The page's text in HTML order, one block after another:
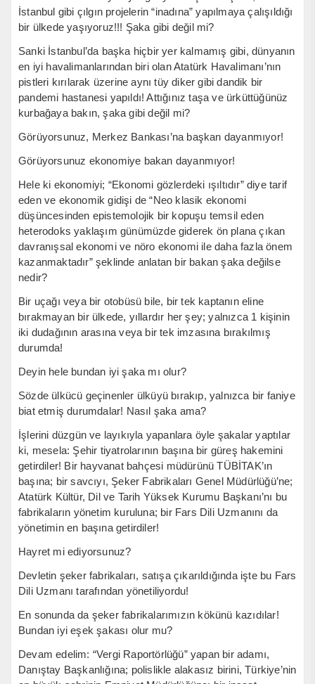
İstanbul gibi çılgın projelerin “inadına” yapılmaya çalışıldığı
bir ülkede yaşıyoruz!!! Şaka gibi değil mi?
Sanki İstanbul’da başka hiçbir yer kalmamış gibi, dünyanın
en iyi havalimanlarından biri olan Atatürk Havalimanı’nın
pistleri kırılarak üzerine aynı tüy diker gibi dandik bir
pandemi hastanesi yapıldı! Attığınız taşa ve ürküttüğünüz
kurbağaya bakın, şaka gibi değil mi?
Görüyorsunuz, Merkez Bankası’na başkan dayanmıyor!
Görüyorsunuz ekonomiye bakan dayanmıyor!
Hele ki ekonomiyi; “Ekonomi gözlerdeki ışıltıdır” diye tarif
eden ve ekonomik gidişi de “Neo klasik ekonomi
düşüncesinden epistemolojik bir kopuşu temsil eden
heterodoks yaklaşım günümüzde giderek ön plana çıkan
davranışsal ekonomi ve nöro ekonomi ile daha fazla önem
kazanmaktadır” şeklinde anlatan bir bakan şaka değilse
nedir?
Bir uçağı veya bir otobüsü bile, bir tek kaptanın eline
bırakmayan bir ülkede, yıllardır her şey; yalnızca 1 kişinin
iki dudağının arasına veya bir tek imzasına bırakılmış
durumda!
Deyin hele bundan iyi şaka mı olur?
Sözde ülkücü geçinenler ülküyü bırakıp, yalnızca bir faniye
biat etmiş durumdalar! Nasıl şaka ama?
İşlerini düzgün ve layıkıyla yapanlara öyle şakalar yaptılar
ki, mesela: Şehir tiyatrolarının başına bir güreş hakemini
getirdiler! Bir hayvanat bahçesi müdürünü TÜBİTAK’ın
başına; bir savcıyı, Şeker Fabrikaları Genel Müdürlüğü’ne;
Atatürk Kültür, Dil ve Tarih Yüksek Kurumu Başkanı’nı bu
fabrikaların yönetim kuruluna; bir Fars Dili Uzmanını da
yönetimin en başına getirdiler!
Hayret mi ediyorsunuz?
Devletin şeker fabrikaları, satışa çıkarıldığında işte bu Fars
Dili Uzmanı tarafından yönetiliyordu!
En sonunda da şeker fabrikalarımızın kökünü kazıdılar!
Bundan iyi eşek şakası olur mu?
Devam edelim: “Vergi Raportörlüğü” yapan bir adamı,
Danıştay Başkanlığına; polislikle alakasız birini, Türkiye’nin